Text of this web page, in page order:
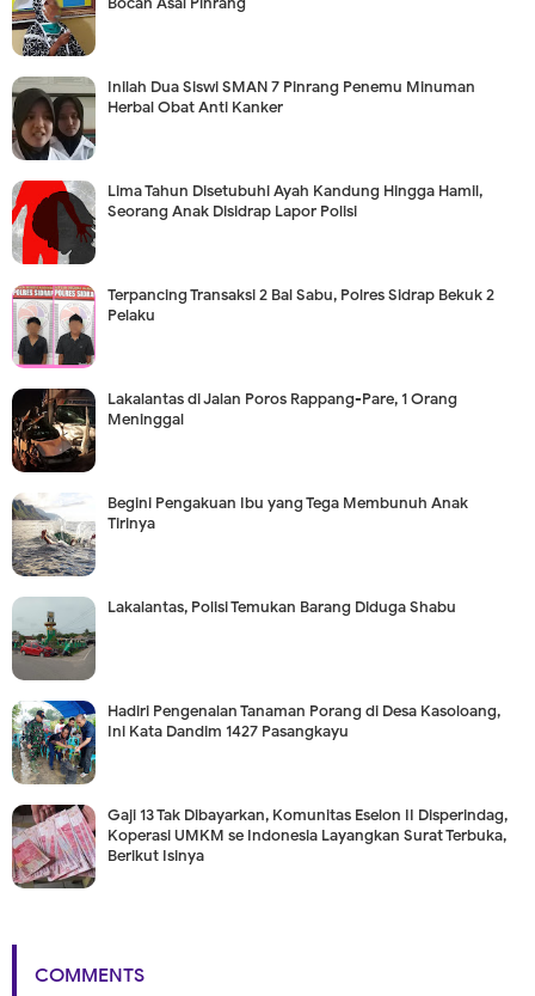
Inilah Dua Siswi SMAN 7 Pinrang Penemu Minuman
Herbal Obat Anti Kanker
Lima Tahun Disetubuhi Ayah Kandung Hingga Hamil,
Seorang Anak Disidrap Lapor Polisi
Terpancing Transaksi 2 Bal Sabu, Polres Sidrap Bekuk 2
Pelaku
Lakalantas di Jalan Poros Rappang-Pare, 1 Orang
Meninggal
Begini Pengakuan Ibu yang Tega Membunuh Anak
Tirinya
Lakalantas, Polisi Temukan Barang Diduga Shabu
Hadiri Pengenalan Tanaman Porang di Desa Kasoloang,
Ini Kata Dandim 1427 Pasangkayu
Gaji 13 Tak Dibayarkan, Komunitas Eselon II Disperindag,
Koperasi UMKM se Indonesia Layangkan Surat Terbuka,
Berikut Isinya
COMMENTS